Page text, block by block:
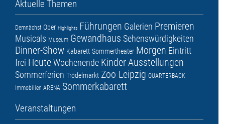
Aktuelle Themen
Demnächst Oper Highlights Führungen Galerien Premieren
Musicals Museum Gewandhaus Sehenswürdigkeiten
Dinner-Show Kabarett Sommertheater Morgen Eintritt
frei HeuteWochenende KinderAusstellungen
Sommerferien Trödelmarkt Zoo Leipzig QUARTERBACK
Immobilien ARENA Sommerkabarett
Veranstaltungen